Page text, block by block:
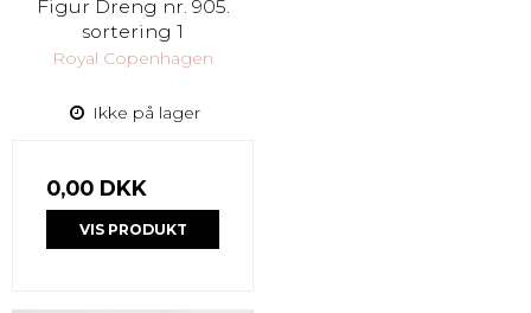
Figur Dreng nr. 905.
sortering 1
Royal Copenhagen
Ikke på lager
0,00 DKK
VIS PRODUKT